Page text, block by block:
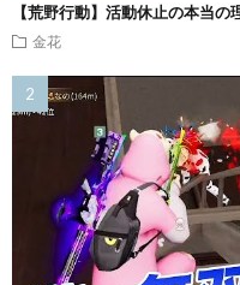
【荒野行動】活動休止の本当の
金花